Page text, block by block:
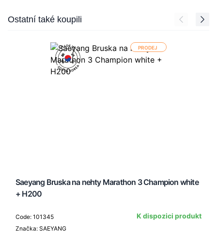
Press to skip carousel
Ostatní také koupili
PRODEJ
Saeyang Bruska na nehty Marathon 3 Champion white
+ H200
Code: 101345
Značka: SAEYANG
K dispozici produkt